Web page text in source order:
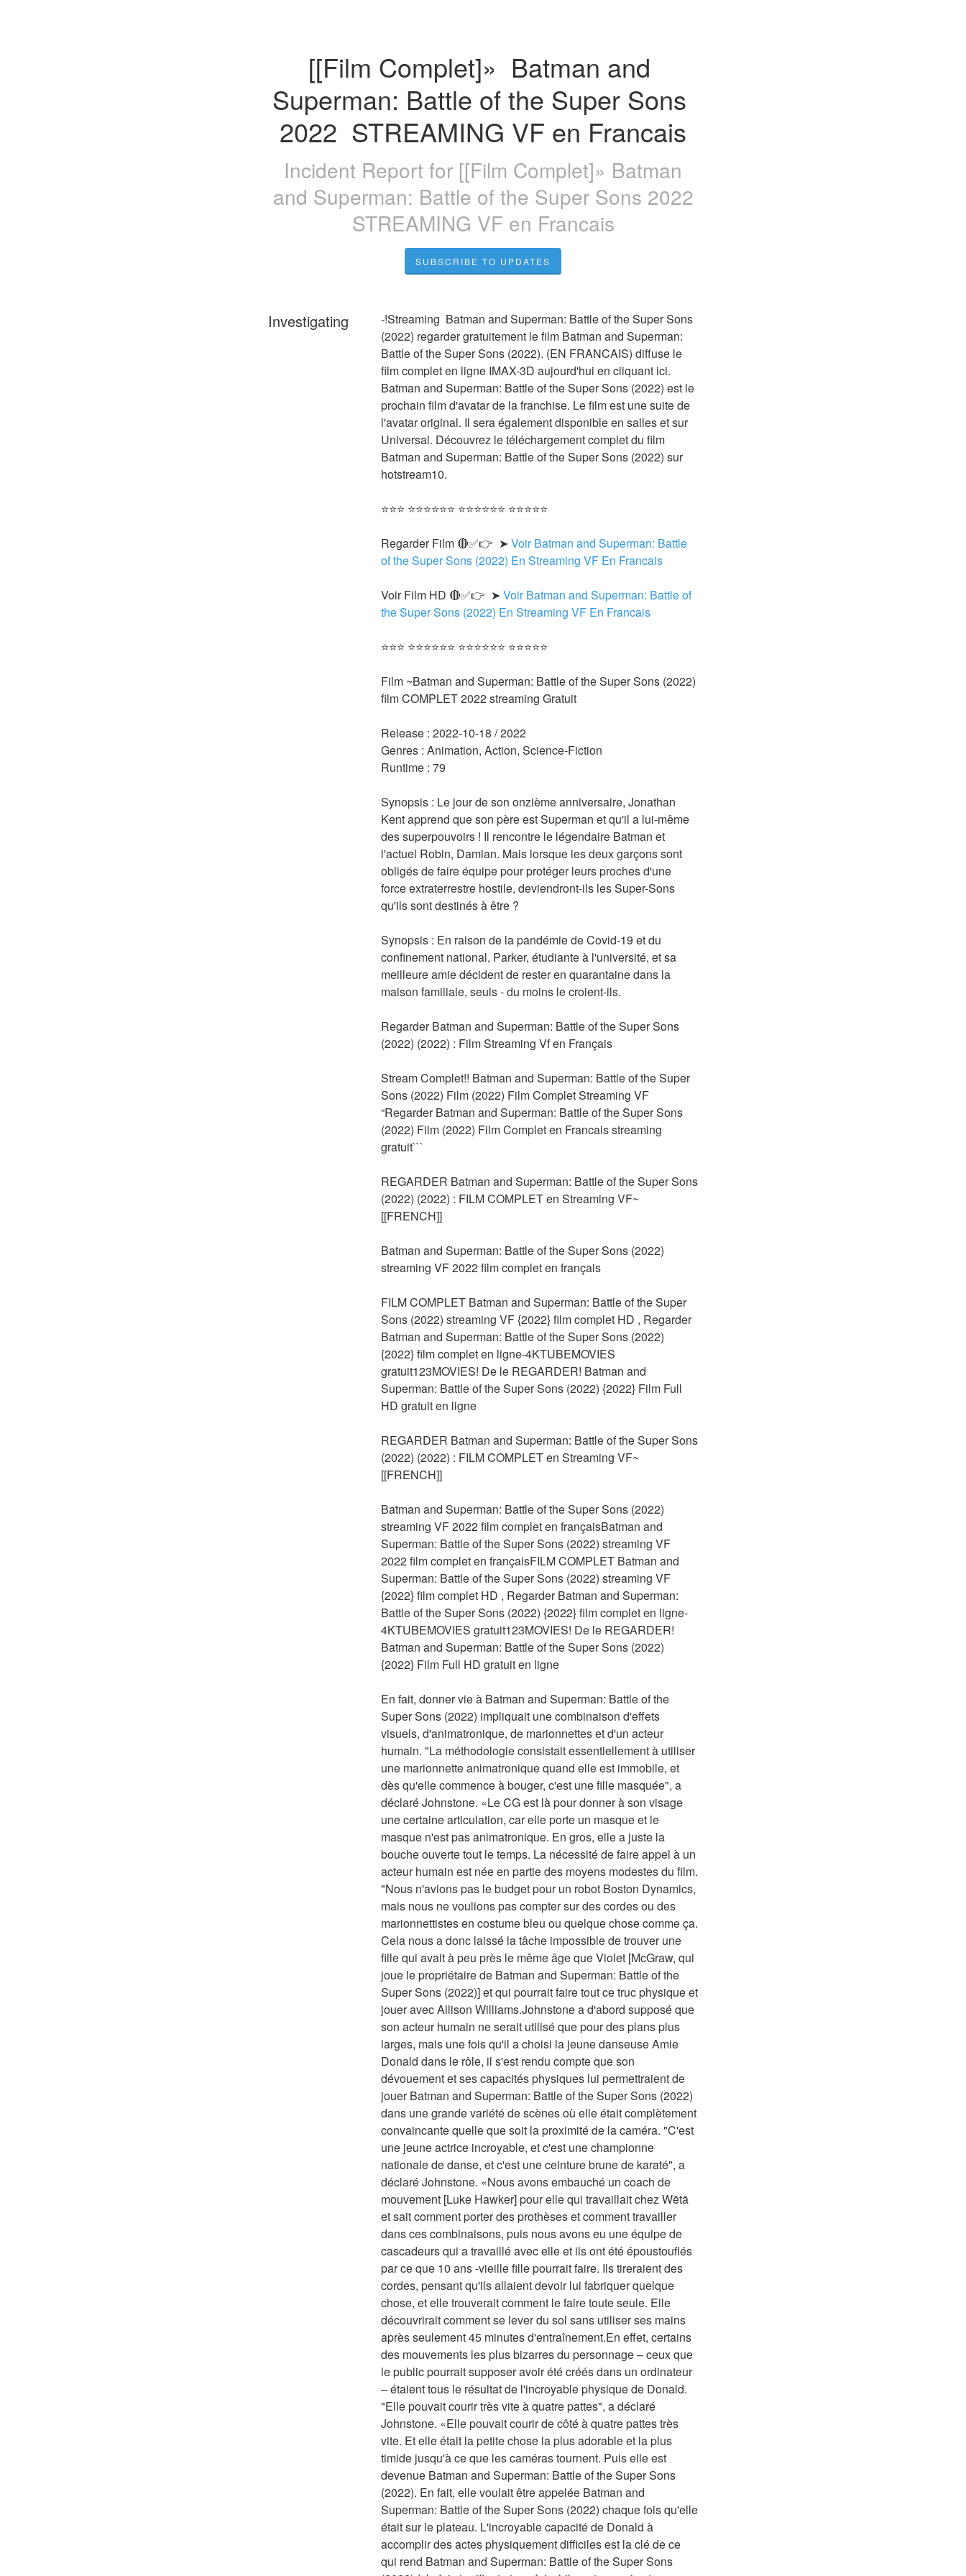
[[Film Complet]»  Batman and
Superman: Battle of the Super Sons
2022  STREAMING VF en Francais
Incident Report for [[Film Complet]» Batman
and Superman: Battle of the Super Sons 2022
STREAMING VF en Francais
SUBSCRIBE TO UPDATES
Investigating
-!Streaming  Batman and Superman: Battle of the Super Sons
(2022) regarder gratuitement le film Batman and Superman:
Battle of the Super Sons (2022). (EN FRANCAIS) diffuse le
film complet en ligne IMAX-3D aujourd'hui en cliquant ici.
Batman and Superman: Battle of the Super Sons (2022) est le
prochain film d'avatar de la franchise. Le film est une suite de
l'avatar original. Il sera également disponible en salles et sur
Universal. Découvrez le téléchargement complet du film
Batman and Superman: Battle of the Super Sons (2022) sur
hotstream10.
⭐⭐⭐ ⭐⭐⭐⭐⭐⭐ ⭐⭐⭐⭐⭐⭐ ⭐⭐⭐⭐⭐
Regarder Film 🔴✅👉  ➤ Voir Batman and Superman: Battle
of the Super Sons (2022) En Streaming VF En Francais
Voir Film HD 🔴✅👉  ➤ Voir Batman and Superman: Battle of
the Super Sons (2022) En Streaming VF En Francais
⭐⭐⭐ ⭐⭐⭐⭐⭐⭐ ⭐⭐⭐⭐⭐⭐ ⭐⭐⭐⭐⭐
Film ~Batman and Superman: Battle of the Super Sons (2022)
film COMPLET 2022 streaming Gratuit
Release : 2022-10-18 / 2022
Genres : Animation, Action, Science-Fiction
Runtime : 79
Synopsis : Le jour de son onzième anniversaire, Jonathan
Kent apprend que son père est Superman et qu'il a lui-même
des superpouvoirs ! Il rencontre le légendaire Batman et
l'actuel Robin, Damian. Mais lorsque les deux garçons sont
obligés de faire équipe pour protéger leurs proches d'une
force extraterrestre hostile, deviendront-ils les Super-Sons
qu'ils sont destinés à être ?
Synopsis : En raison de la pandémie de Covid-19 et du
confinement national, Parker, étudiante à l'université, et sa
meilleure amie décident de rester en quarantaine dans la
maison familiale, seuls - du moins le croient-ils.
Regarder Batman and Superman: Battle of the Super Sons
(2022) (2022) : Film Streaming Vf en Français
Stream Complet!! Batman and Superman: Battle of the Super
Sons (2022) Film (2022) Film Complet Streaming VF
“Regarder Batman and Superman: Battle of the Super Sons
(2022) Film (2022) Film Complet en Francais streaming
gratuit```
REGARDER Batman and Superman: Battle of the Super Sons
(2022) (2022) : FILM COMPLET en Streaming VF~
[[FRENCH]]
Batman and Superman: Battle of the Super Sons (2022)
streaming VF 2022 film complet en français
FILM COMPLET Batman and Superman: Battle of the Super
Sons (2022) streaming VF {2022} film complet HD , Regarder
Batman and Superman: Battle of the Super Sons (2022)
{2022} film complet en ligne-4KTUBEMOVIES
gratuit123MOVIES! De le REGARDER! Batman and
Superman: Battle of the Super Sons (2022) {2022} Film Full
HD gratuit en ligne
REGARDER Batman and Superman: Battle of the Super Sons
(2022) (2022) : FILM COMPLET en Streaming VF~
[[FRENCH]]
Batman and Superman: Battle of the Super Sons (2022)
streaming VF 2022 film complet en françaisBatman and
Superman: Battle of the Super Sons (2022) streaming VF
2022 film complet en françaisFILM COMPLET Batman and
Superman: Battle of the Super Sons (2022) streaming VF
{2022} film complet HD , Regarder Batman and Superman:
Battle of the Super Sons (2022) {2022} film complet en ligne-
4KTUBEMOVIES gratuit123MOVIES! De le REGARDER!
Batman and Superman: Battle of the Super Sons (2022)
{2022} Film Full HD gratuit en ligne
En fait, donner vie à Batman and Superman: Battle of the
Super Sons (2022) impliquait une combinaison d'effets
visuels, d'animatronique, de marionnettes et d'un acteur
humain. "La méthodologie consistait essentiellement à utiliser
une marionnette animatronique quand elle est immobile, et
dès qu'elle commence à bouger, c'est une fille masquée", a
déclaré Johnstone. «Le CG est là pour donner à son visage
une certaine articulation, car elle porte un masque et le
masque n'est pas animatronique. En gros, elle a juste la
bouche ouverte tout le temps. La nécessité de faire appel à un
acteur humain est née en partie des moyens modestes du film.
"Nous n'avions pas le budget pour un robot Boston Dynamics,
mais nous ne voulions pas compter sur des cordes ou des
marionnettistes en costume bleu ou quelque chose comme ça.
Cela nous a donc laissé la tâche impossible de trouver une
fille qui avait à peu près le même âge que Violet [McGraw, qui
joue le propriétaire de Batman and Superman: Battle of the
Super Sons (2022)] et qui pourrait faire tout ce truc physique et
jouer avec Allison Williams.Johnstone a d'abord supposé que
son acteur humain ne serait utilisé que pour des plans plus
larges, mais une fois qu'il a choisi la jeune danseuse Amie
Donald dans le rôle, il s'est rendu compte que son
dévouement et ses capacités physiques lui permettraient de
jouer Batman and Superman: Battle of the Super Sons (2022)
dans une grande variété de scènes où elle était complètement
convaincante quelle que soit la proximité de la caméra. "C'est
une jeune actrice incroyable, et c'est une championne
nationale de danse, et c'est une ceinture brune de karaté", a
déclaré Johnstone. «Nous avons embauché un coach de
mouvement [Luke Hawker] pour elle qui travaillait chez Wētā
et sait comment porter des prothèses et comment travailler
dans ces combinaisons, puis nous avons eu une équipe de
cascadeurs qui a travaillé avec elle et ils ont été époustouflés
par ce que 10 ans -vieille fille pourrait faire. Ils tireraient des
cordes, pensant qu'ils allaient devoir lui fabriquer quelque
chose, et elle trouverait comment le faire toute seule. Elle
découvrirait comment se lever du sol sans utiliser ses mains
après seulement 45 minutes d'entraînement.En effet, certains
des mouvements les plus bizarres du personnage – ceux que
le public pourrait supposer avoir été créés dans un ordinateur
– étaient tous le résultat de l'incroyable physique de Donald.
"Elle pouvait courir très vite à quatre pattes", a déclaré
Johnstone. «Elle pouvait courir de côté à quatre pattes très
vite. Et elle était la petite chose la plus adorable et la plus
timide jusqu'à ce que les caméras tournent. Puis elle est
devenue Batman and Superman: Battle of the Super Sons
(2022). En fait, elle voulait être appelée Batman and
Superman: Battle of the Super Sons (2022) chaque fois qu'elle
était sur le plateau. L'incroyable capacité de Donald à
accomplir des actes physiquement difficiles est la clé de ce
qui rend Batman and Superman: Battle of the Super Sons